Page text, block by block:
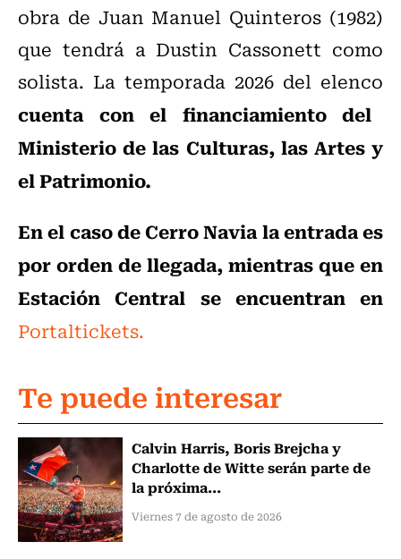
obra de Juan Manuel Quinteros (1982)
que tendrá a Dustin Cassonett como
solista. La temporada 2026 del elenco
cuenta con el financiamiento del
Ministerio de las Culturas, las Artes y
el Patrimonio.
En el caso de Cerro Navia la entrada es
por orden de llegada, mientras que en
Estación Central se encuentran en
Portaltickets.
Te puede interesar
Calvin Harris, Boris Brejcha y
Charlotte de Witte serán parte de
la próxima...
Viernes 7 de agosto de 2026